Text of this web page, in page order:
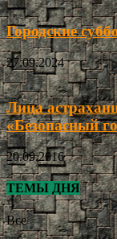
Городские
27.09.2024
Лица
«Безопасный
20.09.2016
ТЕМЫ ДНЯ
Все